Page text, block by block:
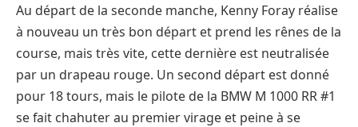
Au départ de la seconde manche, Kenny Foray réalise
à nouveau un très bon départ et prend les rênes de la
course, mais très vite, cette dernière est neutralisée
par un drapeau rouge. Un second départ est donné
pour 18 tours, mais le pilote de la BMW M 1000 RR #1
se fait chahuter au premier virage et peine à se